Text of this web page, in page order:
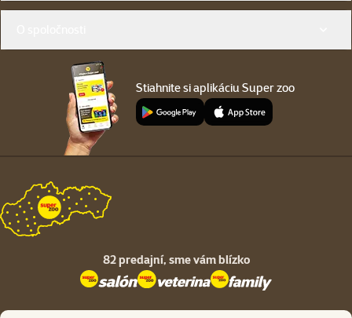
Stiahnite si aplikáciu Super zoo
82 predajní, sme vám blízko